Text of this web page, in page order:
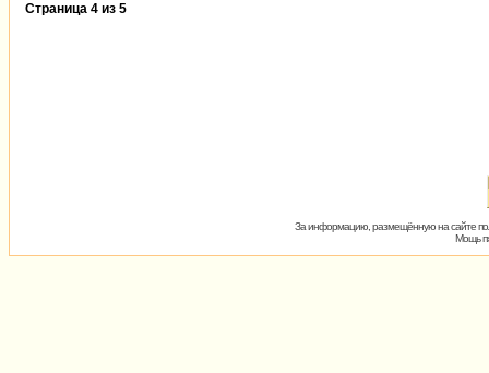
Страница 4 из 5
За информацию, размещённую на сайте
Мощь